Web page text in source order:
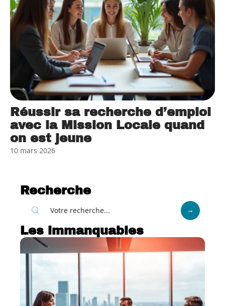
Réussir sa recherche d’emploi
avec la Mission Locale quand
on est jeune
10 mars 2026
Recherche
Les immanquables